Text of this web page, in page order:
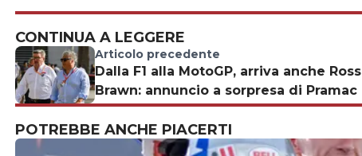
CONTINUA A LEGGERE
Articolo precedente
Dalla F1 alla MotoGP, arriva anche Ross
Brawn: annuncio a sorpresa di Pramac
POTREBBE ANCHE PIACERTI